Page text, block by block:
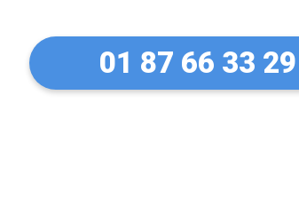
01 87 66 33 29